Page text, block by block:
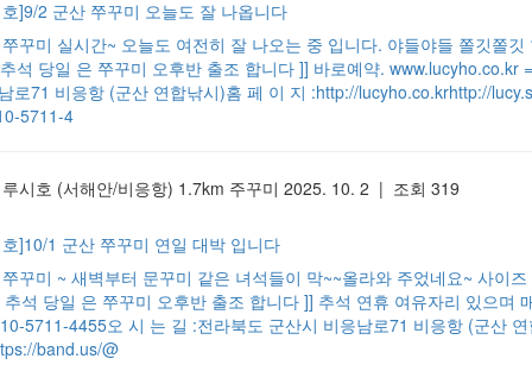
]9/2 군산 쭈꾸미 오늘도 잘 나옵니다
꾸미 실시간~ 오늘도 여전히 잘 나오는 중 입니다. 야들야들 쫄깃쫄
석 당일 은 쭈꾸미 오후반 출조 합니다 ]] 바로예약.
로71 비응항 (군산 연합낚시)홈 페 이 지 :http://lucyho.co.krhttp://
5711-4
시호 (서해안/비응항) 1.7km 주꾸미 2025. 10. 2 | 조회 319
]10/1 군산 쭈꾸미 연일 대박 입니다
꾸미 ~ 새벽부터 문꾸미 같은 녀석들이 막~~올라와 주었네요~ 사이
석 당일 은 쭈꾸미 오후반 출조 합니다 ]] 추석 연휴 여유자리 있으며
5711-4455오 시 는 길 :전라북도 군산시 비응남로71 비응항 (군산
band.us/@